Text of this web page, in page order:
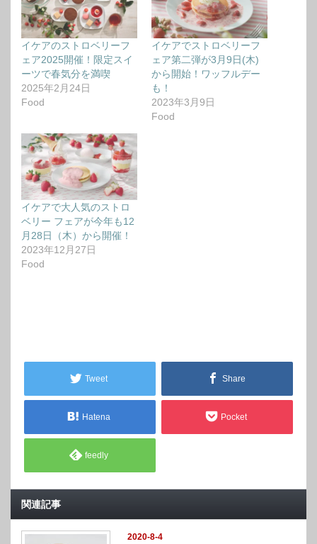
イケアのストロベリーフ
ェア2025開催！限定スイ
ーツで春気分を満喫
2025年2月24日
Food
イケアでストロベリーフ
ェア第二弾が3月9日(木)
から開始！ワッフルデー
も！
2023年3月9日
Food
イケアで大人気のストロ
ベリー フェアが今年も12
月28日（木）から開催！
2023年12月27日
Food
Tweet Share
Hatena Pocket
feedly
関連記事
2020-8-4